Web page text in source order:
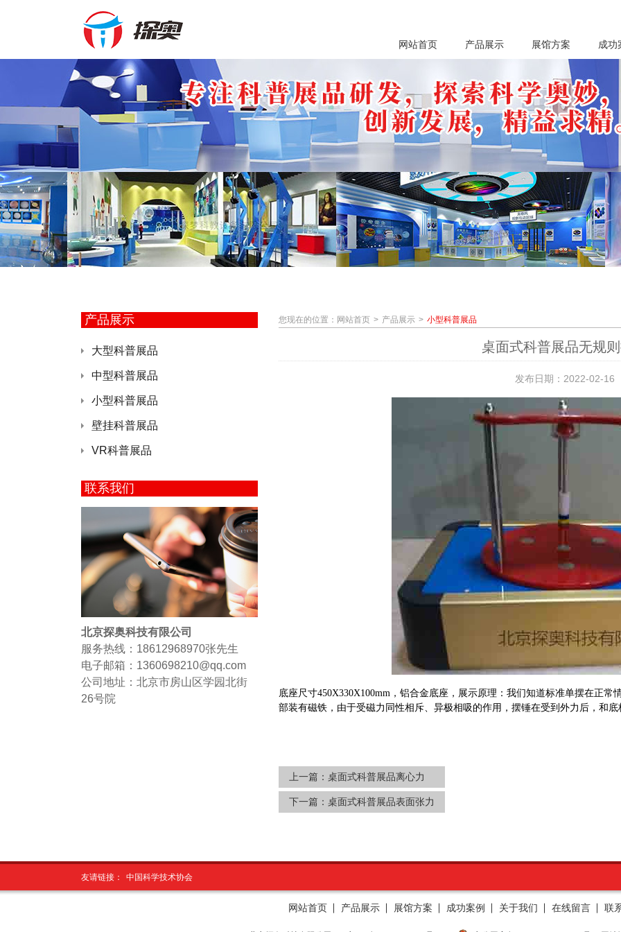
网站首页 产品展示 展馆方案 成功
产品展示
大型科普展品
中型科普展品
小型科普展品
壁挂科普展品
VR科普展品
联系我们
北京探奥科技有限公司
服务热线：18612968970张先生
电子邮箱：1360698210@qq.com
公司地址：北京市房山区学园北街
26号院
您现在的位置： 网站首页 产品展示 小型科普展品
桌面式科普展品无规
发布日期：2022-02-16
底座尺寸450X330X100mm， 铝合金底座， 展示原理：我们知道标准单摆在正常
部装有磁铁，由于受磁力同性相斥、异极相吸的作用，摆锤在受到外力后，和
上一篇： 桌面式科普展品离心力
下一篇： 桌面式科普展品表面张力
友请链接： 中国科学技术协会
网站首页 产品展示 展馆方案 成功案例 关于我们 在线留言 联